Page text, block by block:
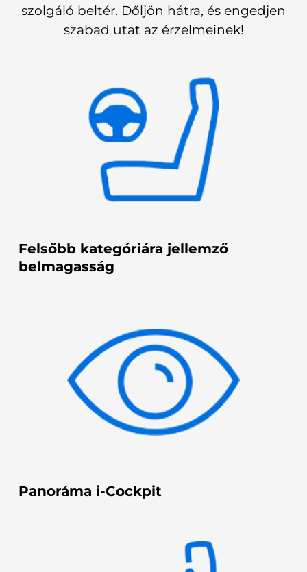
szolgáló beltér. Dőljön hátra, és engedjen
szabad utat az érzelmeinek!
Felsőbb kategóriára jellemző
belmagasság
Panoráma i-Cockpit